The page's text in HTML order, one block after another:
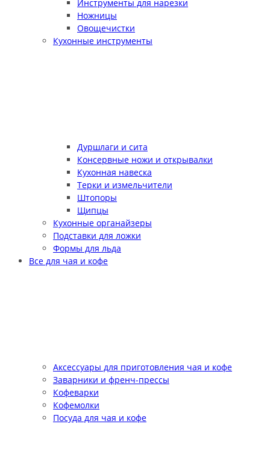
Инструменты для нарезки
Ножницы
Овощечистки
Кухонные инструменты
Дуршлаги и сита
Консервные ножи и открывалки
Кухонная навеска
Терки и измельчители
Штопоры
Щипцы
Кухонные органайзеры
Подставки для ложки
Формы для льда
Все для чая и кофе
Аксессуары для приготовления чая и кофе
Заварники и френч-прессы
Кофеварки
Кофемолки
Посуда для чая и кофе